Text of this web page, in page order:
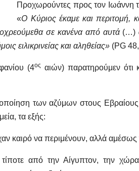
Προχωρούντες προς τον Ιωάννη
«Ο Κύριος έκαμε και περιτομή,
σε κανένα από αυτά(…)
ειλικρινείας και αληθείας» (PG
(4οςαιών) παρατηρούμεν ότι
των αζύμων στους
τα εξής:
καιρό να περιμένουν, αλλά
από την Αίγυπτον, την